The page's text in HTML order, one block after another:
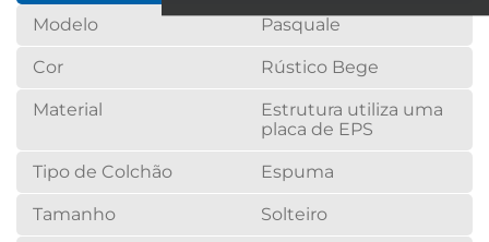
Modelo
Pasquale
Cor Rústico Bege
Material
Estrutura utiliza uma
placa de EPS
Tipo de Colchão Espuma
Tamanho Solteiro